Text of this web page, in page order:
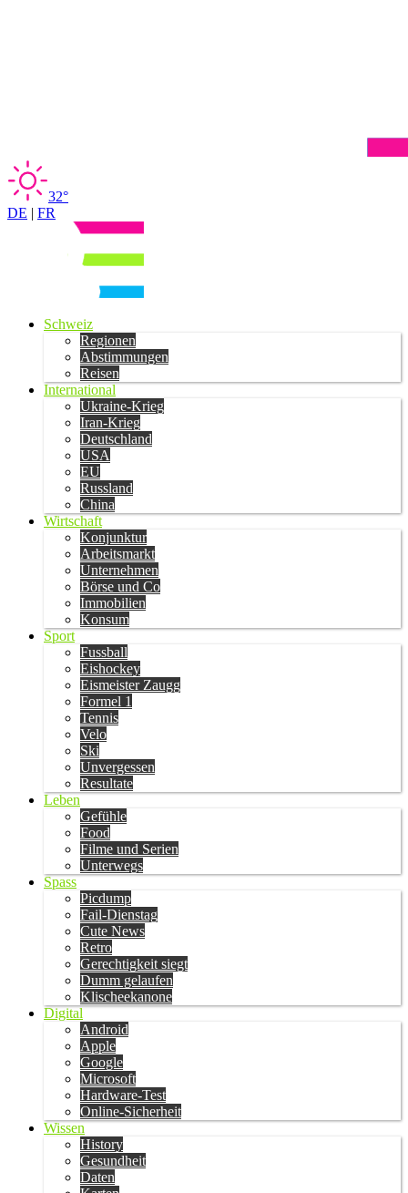
32°
DE | FR
Schweiz
Regionen
Abstimmungen
Reisen
International
Ukraine-Krieg
Iran-Krieg
Deutschland
USA
EU
Russland
China
Wirtschaft
Konjunktur
Arbeitsmarkt
Unternehmen
Börse und Co
Immobilien
Konsum
Sport
Fussball
Eishockey
Eismeister Zaugg
Formel 1
Tennis
Velo
Ski
Unvergessen
Resultate
Leben
Gefühle
Food
Filme und Serien
Unterwegs
Spass
Picdump
Fail-Dienstag
Cute News
Retro
Gerechtigkeit siegt
Dumm gelaufen
Klischeekanone
Digital
Android
Apple
Google
Microsoft
Hardware-Test
Online-Sicherheit
Wissen
History
Gesundheit
Daten